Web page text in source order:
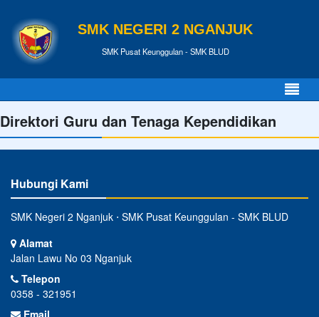
SMK NEGERI 2 NGANJUK
SMK Pusat Keunggulan - SMK BLUD
Direktori Guru dan Tenaga Kependidikan
Hubungi Kami
SMK Negeri 2 Nganjuk ⋅ SMK Pusat Keunggulan - SMK BLUD
Alamat
Jalan Lawu No 03 Nganjuk
Telepon
0358 - 321951
Email